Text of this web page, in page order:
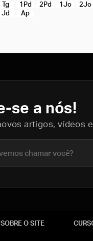
Tg 1Pd 2Pd 1Jo
2Jo
Jd Ap
se a nós!
artigos, vídeos
SOBRE O SITE